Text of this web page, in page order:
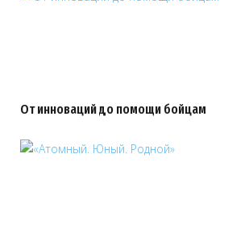
От инноваций до помощи бойцам